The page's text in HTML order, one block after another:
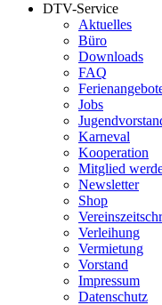
DTV-Service
Aktuelles
Büro
Downloads
FAQ
Jobs
Karneval
Kooperation
Mitglied
Newsletter
Shop
Verleihung
Vermietung
Vorstand
Impressum
Datenschutz­